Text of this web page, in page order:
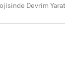
Devrim